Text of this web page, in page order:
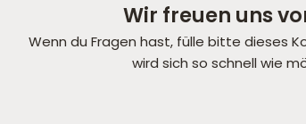
Wir freuen uns
Wenn du Fragen hast, fülle bitte dieses
wird sich so schnell wie